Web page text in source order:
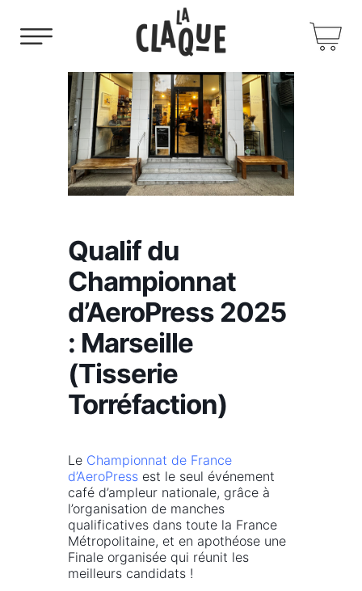
Qualif du
Championnat
d’AeroPress 2025
: Marseille
(Tisserie
Torréfaction)
Le Championnat de France
d’AeroPress est le seul événement
café d’ampleur nationale, grâce à
l’organisation de manches
qualificatives dans toute la France
Métropolitaine, et en apothéose une
Finale organisée qui réunit les
meilleurs candidats !